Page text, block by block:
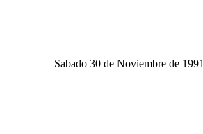
Sabado 30 de Noviembre de 1991